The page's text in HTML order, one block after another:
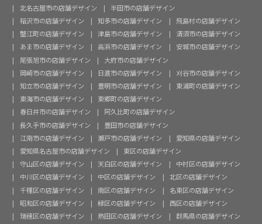
北名古屋市の店舗デザイン
半田市の店舗デザイン
稲沢市の店舗デザイン
知多市の店舗デザイン
飛島村の店舗デザイン
蟹江町の店舗デザイン
津島市の店舗デザイン
清須市の店舗デザイン
あま市の店舗デザイン
高浜市の店舗デザイン
安城市の店舗デザイン
尾張旭市の店舗デザイン
大府市の店舗デザイン
岡崎市の店舗デザイン
日進市の店舗デザイン
刈谷市の店舗デザイン
知立市の店舗デザイン
豊明市の店舗デザイン
東浦町の店舗デザイン
東海市の店舗デザイン
東郷町の店舗デザイン
春日井市の店舗デザイン
阿久比町の店舗デザイン
長久手市の店舗デザイン
豊田市の店舗デザイン
江南市の店舗デザイン
瀬戸市の店舗デザイン
愛知県の店舗デザイン
愛知県名古屋市の店舗デザイン
東区の店舗デザイン
守山区の店舗デザイン
天白区の店舗デザイン
中村区の店舗デザイン
中川区の店舗デザイン
中区の店舗デザイン
北区の店舗デザイン
千種区の店舗デザイン
南区の店舗デザイン
名東区の店舗デザイン
昭和区の店舗デザイン
緑区の店舗デザイン
西区の店舗デザイン
瑞穂区の店舗デザイン
熱田区の店舗デザイン 群馬県の店舗デザイン